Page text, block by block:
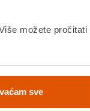
možete pročitati
sve
koju drugu tipku,